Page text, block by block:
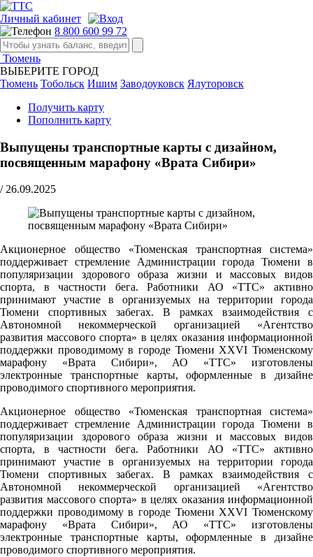
Личный кабинет
8 800 600 99 72
Тюмень
ВЫБЕРИТЕ ГОРОД
Тюмень Тобольск Ишим Заводоуковск Ялуторовск
Получить карту
Пополнить карту
Выпущены транспортные карты с дизайном,
посвященным марафону «Врата Сибири»
/ 26.09.2025
Акционерное общество «Тюменская транспортная система»
поддерживает стремление Администрации города Тюмени в
популяризации здорового образа жизни и массовых видов
спорта, в частности бега. Работники АО «ТТС» активно
принимают участие в организуемых на территории города
Тюмени спортивных забегах. В рамках взаимодействия с
Автономной некоммерческой организацией «Агентство
развития массового спорта» в целях оказания информационной
поддержки проводимому в городе Тюмени XXVI Тюменскому
марафону «Врата Сибири», АО «ТТС» изготовлены
электронные транспортные карты, оформленные в дизайне
проводимого спортивного мероприятия.
Акционерное общество «Тюменская транспортная система»
поддерживает стремление Администрации города Тюмени в
популяризации здорового образа жизни и массовых видов
спорта, в частности бега. Работники АО «ТТС» активно
принимают участие в организуемых на территории города
Тюмени спортивных забегах. В рамках взаимодействия с
Автономной некоммерческой организацией «Агентство
развития массового спорта» в целях оказания информационной
поддержки проводимому в городе Тюмени XXVI Тюменскому
марафону «Врата Сибири», АО «ТТС» изготовлены
электронные транспортные карты, оформленные в дизайне
проводимого спортивного мероприятия.